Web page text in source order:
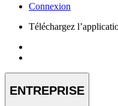
Connexion
Téléchargez
ENTREPRISE